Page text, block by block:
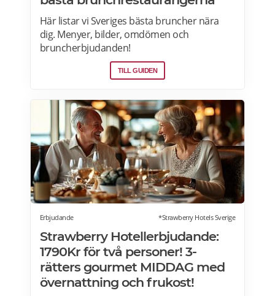
Här listar vi Sveriges bästa bruncher nära
dig. Menyer, bilder, omdömen och
bruncherbjudanden!
TILL GUIDEN
Erbjudande *Strawberry Hotels Sverige
Strawberry Hotellerbjudande:
1790Kr för två personer! 3-
rätters gourmet MIDDAG med
övernattning och frukost!